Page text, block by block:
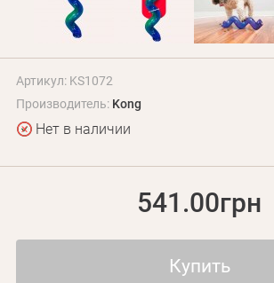
+380 (95) 095-00-05
Артикул: KS1072
Производитель: Kong
Нет в наличии
541.00грн
Купить